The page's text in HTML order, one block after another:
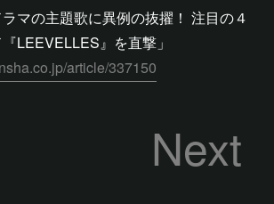
ラマの主題歌に異例の抜擢！ 注目の４
LEEVELLES』を直撃」
article/337150
Next